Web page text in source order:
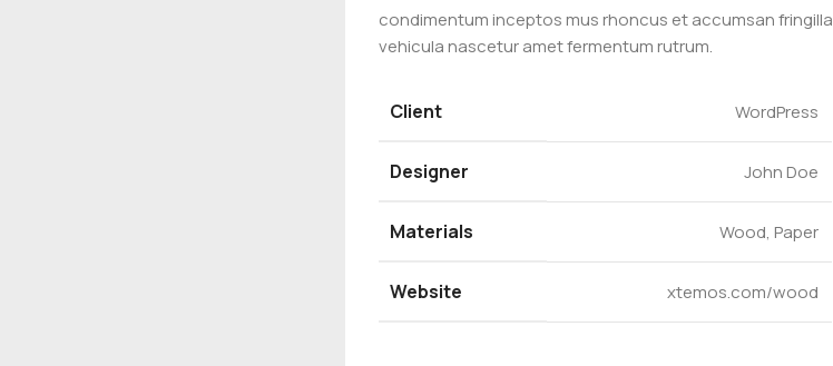
condimentum inceptos mus rhoncus et accumsan fringilla
vehicula nascetur amet fermentum rutrum.
Client WordPress
Designer John Doe
Materials Wood, Paper
Website xtemos.com/wood